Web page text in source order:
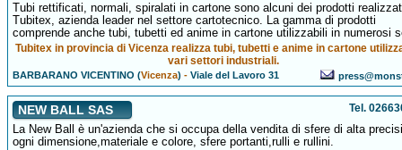
Tubi rettificati, normali, spiralati in cartone sono alcuni dei prodotti
Tubitex, azienda leader nel settore cartotecnico. La gamma di prodotti
comprende anche tubi, tubetti ed anime in cartone utilizzabili in numerosi
Tubitex in provincia di Vicenza realizza tubi, tubetti e anime in cartone
vari settori industriali.
BARBARANO VICENTINO (Vicenza) -Viale del Lavoro 31
NEW BALL SAS Tel.
La New Ball è un'azienda che si occupa della vendita di sfere di alta
ogni dimensione,materiale e colore, sfere portanti,rulli e rullini.